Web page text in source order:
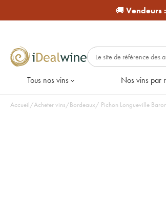
🚚 Vendeurs :
Tous nos vins Nos vins par
Accueil/Acheter vins/Bordeaux/ Pichon Longueville